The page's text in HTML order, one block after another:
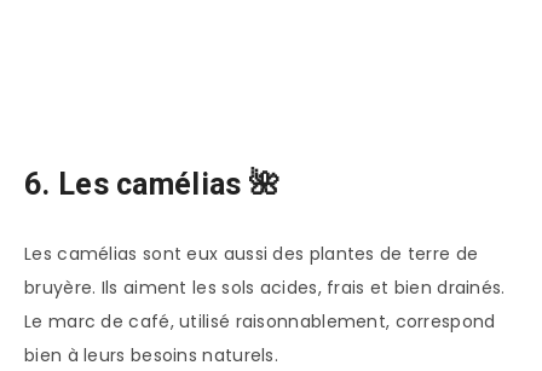
6. Les camélias 🌺
Les camélias sont eux aussi des plantes de terre de
bruyère. Ils aiment les sols acides, frais et bien drainés.
Le marc de café, utilisé raisonnablement, correspond
bien à leurs besoins naturels.